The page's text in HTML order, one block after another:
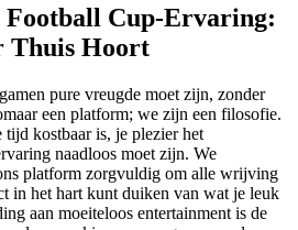
Cup-Ervaring:
Thuis Hoort
pure vreugde moet zijn, zonder
een platform; we zijn een filosofie.
kostbaar is, je plezier het
naadloos moet zijn. We
platform zorgvuldig om alle wrijving
in het hart kunt duiken van wat je leuk
aan moeiteloos entertainment is de